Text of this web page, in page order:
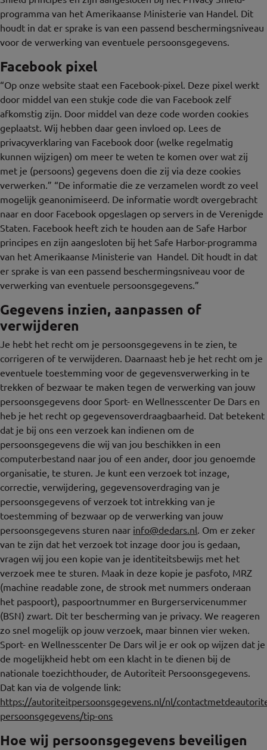
programma van het Amerikaanse Ministerie van Handel. Dit
houdt in dat er sprake is van een passend beschermingsniveau
voor de verwerking van eventuele persoonsgegevens.
Facebook pixel
“Op onze website staat een Facebook-pixel. Deze pixel werkt
door middel van een stukje code die van Facebook zelf
afkomstig zijn. Door middel van deze code worden cookies
geplaatst. Wij hebben daar geen invloed op. Lees de
privacyverklaring van Facebook door (welke regelmatig
kunnen wijzigen) om meer te weten te komen over wat zij
met je (persoons) gegevens doen die zij via deze cookies
verwerken.” “De informatie die ze verzamelen wordt zo veel
mogelijk geanonimiseerd. De informatie wordt overgebracht
naar en door Facebook opgeslagen op servers in de Verenigde
Staten. Facebook heeft zich te houden aan de Safe Harbor
principes en zijn aangesloten bij het Safe Harbor-programma
van het Amerikaanse Ministerie van Handel. Dit houdt in dat
er sprake is van een passend beschermingsniveau voor de
verwerking van eventuele persoonsgegevens.”
Gegevens inzien, aanpassen of
verwijderen
Je hebt het recht om je persoonsgegevens in te zien, te
corrigeren of te verwijderen. Daarnaast heb je het recht om je
eventuele toestemming voor de gegevensverwerking in te
trekken of bezwaar te maken tegen de verwerking van jouw
persoonsgegevens door Sport- en Wellnesscenter De Dars en
heb je het recht op gegevensoverdraagbaarheid. Dat betekent
dat je bij ons een verzoek kan indienen om de
persoonsgegevens die wij van jou beschikken in een
computerbestand naar jou of een ander, door jou genoemde
organisatie, te sturen. Je kunt een verzoek tot inzage,
correctie, verwijdering, gegevensoverdraging van je
persoonsgegevens of verzoek tot intrekking van je
toestemming of bezwaar op de verwerking van jouw
persoonsgegevens sturen naar info@dedars.nl. Om er zeker
van te zijn dat het verzoek tot inzage door jou is gedaan,
vragen wij jou een kopie van je identiteitsbewijs met het
verzoek mee te sturen. Maak in deze kopie je pasfoto, MRZ
(machine readable zone, de strook met nummers onderaan
het paspoort), paspoortnummer en Burgerservicenummer
(BSN) zwart. Dit ter bescherming van je privacy. We reageren
zo snel mogelijk op jouw verzoek, maar binnen vier weken.
Sport- en Wellnesscenter De Dars wil je er ook op wijzen dat je
de mogelijkheid hebt om een klacht in te dienen bij de
nationale toezichthouder, de Autoriteit Persoonsgegevens.
Dat kan via de volgende link:
https://autoriteitpersoonsgegevens.nl/nl/
persoonsgegevens/tip-ons
Hoe wij persoonsgegevens beveiligen